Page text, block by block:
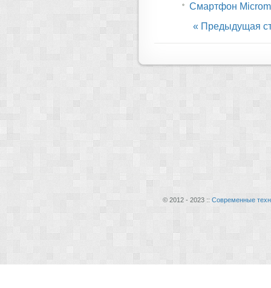
Смартфон
« Предыдущая
© 2012 - 2023 :: Современные